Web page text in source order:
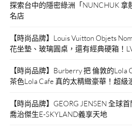
探索台中的隱密綠洲「NUNCHUK 拿
名店
【時尚品牌】Louis Vuitton Objets
花坐墊、玻璃圓桌，還有經典硬箱！
【時尚品牌】Burberry 把 倫敦的Lola
茶色Lola Cafe 真的太精緻豪華！超級
【時尚品牌】GEORG JENSEN 全球
喬治傑生E-SKYLAND義享天地